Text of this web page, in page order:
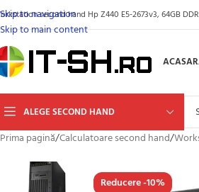
Skip to navigation
Skip to main content
second hand Hp Z440 E5-2673v3, 64GB
ACASA
ALEGE SECOND HAND
Prima pagină/Calculatoare second hand/
Reducere -10%